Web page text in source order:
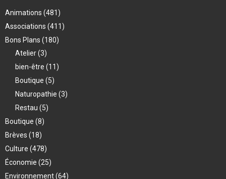
Animations (481)
Associations (411)
Bons Plans (180)
Atelier(3)
bien-être (11)
Boutique (5)
Naturopathie (3)
Restau (5)
Boutique (8)
Brèves (18)
Culture (478)
Économie (25)
Environnement(64)